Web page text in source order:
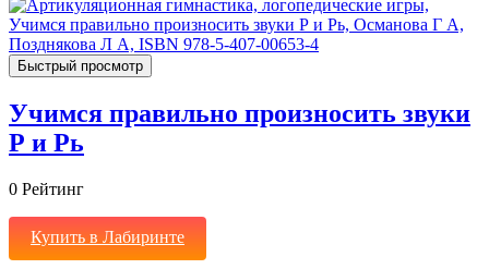
Быстрый просмотр
Учимся правильно произносить звуки
Р и Рь
0 Рейтинг
Купить в Лабиринте